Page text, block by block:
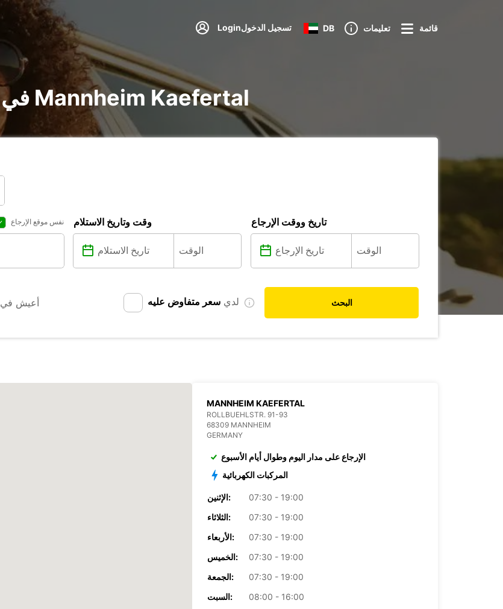
Loginتسجيل الدخول DB تعليمات قائمة
تأجير voiture و utilitaire في Mannheim Kaefertal
نفس موقع الإرجاع وقت وتاريخ الاستلام تاريخ ووقت الإرجاع
أعيش في لدي سعر متفاوض عليه البحث
MANNHEIM KAEFERTAL
ROLLBUEHLSTR. 91-93
68309 MANNHEIM
GERMANY
الإرجاع على مدار اليوم وطوال أيام الأسبوع
المركبات الكهربائية
الإثنين:
07:30 - 19:00
الثلاثاء:
07:30 - 19:00
الأربعاء:
07:30 - 19:00
الخميس:
07:30 - 19:00
الجمعة:
07:30 - 19:00
السبت:
08:00 - 16:00